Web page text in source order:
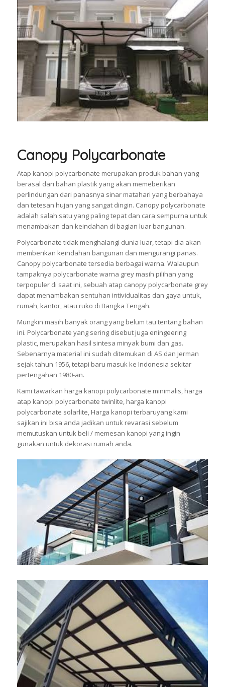
Canopy Polycarbonate
Atap kanopi polycarbonate merupakan produk bahan yang
berasal dari bahan plastik yang akan memeberikan
perlindungan dari panasnya sinar matahari yang berbahaya
dan tetesan hujan yang sangat dingin. Canopy polycarbonate
adalah salah satu yang paling tepat dan cara sempurna untuk
menambakan dan keindahan di bagian luar bangunan.
Polycarbonate tidak menghalangi dunia luar, tetapi dia akan
memberikan keindahan bangunan dan mengurangi panas.
Canopy polycarbonate tersedia berbagai warna. Walaupun
tampaknya polycarbonate warna grey masih pilihan yang
terpopuler di saat ini, sebuah atap canopy polycarbonate grey
dapat menambakan sentuhan intividualitas dan gaya untuk,
rumah, kantor, atau ruko di Bangka Tengah.
Mungkin masih banyak orang yang belum tau tentang bahan
ini. Polycarbonate yang sering disebut juga eningeering
plastic, merupakan hasil sintesa minyak bumi dan gas.
Sebenarnya material ini sudah ditemukan di AS dan Jerman
sejak tahun 1956, tetapi baru masuk ke Indonesia sekitar
pertengahan 1980-an.
Kami tawarkan harga kanopi polycarbonate minimalis, harga
atap kanopi polycarbonate twinlite, harga kanopi
polycarbonate solarlite, Harga kanopi terbaruyang kami
sajikan ini bisa anda jadikan untuk revarasi sebelum
memutuskan untuk beli / memesan kanopi yang ingin
gunakan untuk dekorasi rumah anda.